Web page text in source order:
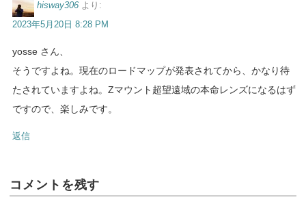
hisway306 より:
2023年5月20日 8:28 PM
yosse さん、
そうですよね。現在のロードマップが発表されてから、かなり待
たされていますよね。Zマウント超望遠域の本命レンズになるはず
ですので、楽しみです。
返信
コメントを残す